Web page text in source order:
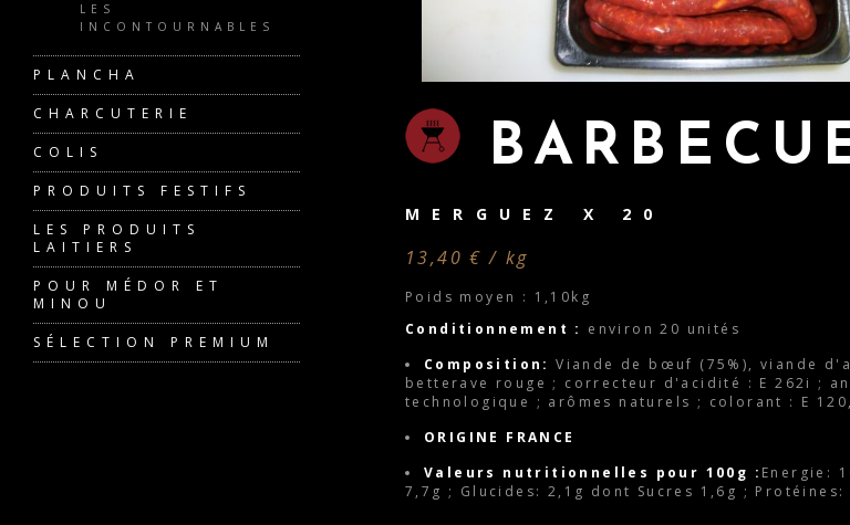
MERGUEZ X 20
13,40 € / kg
Poids moyen : 1,10kg
Conditionnement : environ 20 unités
Composition: Viande de bœuf (75%), viande
betterave rouge ; correcteur d'acidité : E 262i ;
technologique ; arômes naturels ; colorant : E
ORIGINE FRANCE
Valeurs nutritionnelles pour 100g : Energie:
7,7g ; Glucides: 2,1g dont Sucres 1,6g ; Protéines:
LES
INCONTOURNABLES
PLANCHA
CHARCUTERIE
COLIS
PRODUITS FESTIFS
LES PRODUITS
LAITIERS
POUR MÉDOR ET
MINOU
SÉLECTION PREMIUM